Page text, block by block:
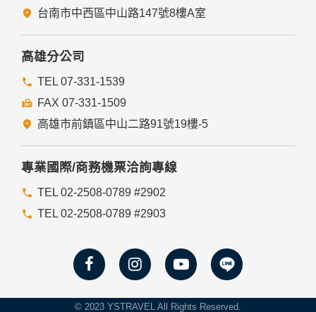
台南市中西區中山路147號8樓A室
高雄分公司
TEL 07-331-1539
FAX 07-331-1509
高雄市前鎮區中山二路91號19樓-5
專業國際/商務機票洽詢專線
TEL 02-2508-0789 #2902
TEL 02-2508-0789 #2903
© 2023 YSTRAVEL All Rights Reserved.